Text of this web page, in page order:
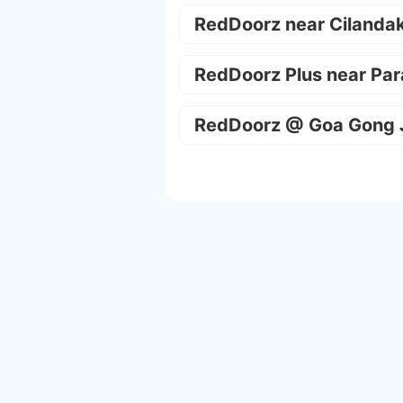
RedDoorz near
RedDoorz Plus near
RedDoorz @ Goa